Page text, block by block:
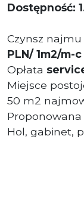
Dostępność:
Czynsz
PLN/ 1m2/m-c
Opłata
Miejsce
50 m2
Hol, gabinet,